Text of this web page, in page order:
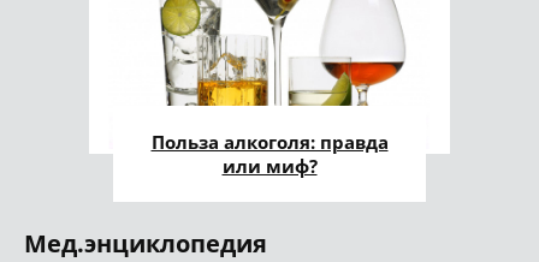
Польза алкоголя: правда
или миф?
Мед.энциклопедия